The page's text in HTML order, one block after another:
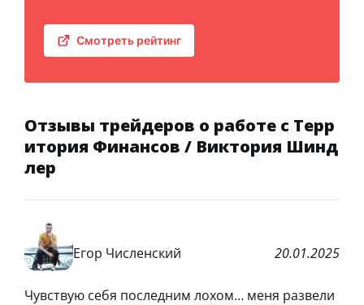
Смотреть рейтинг
Отзывы трейдеров о работе с Терр
итория Финансов / Виктория Шинд
лер
Егор Численский 20.01.2025
Чувствую себя последним лохом… меня развели